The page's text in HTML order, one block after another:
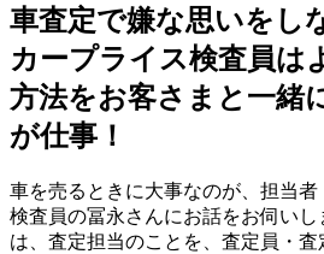
車査定で嫌な思いをし
カープライス検査員は
方法をお客さまと一緒
が仕事！
車を売るときに大事なのが、担当
検査員の冨永さんにお話をお伺い
は、査定担当のことを、査定員・